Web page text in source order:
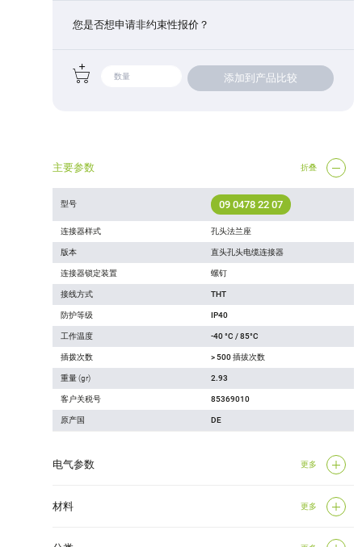
您是否想申请非约束性报价？
添加到产品比较
主要参数 折叠
型号 09 0478 22 07
连接器样式 孔头法兰座
版本 直头孔头电缆连接器
连接器锁定装置 螺钉
接线方式 THT
防护等级 IP40
工作温度 -40 °C / 85°C
插拨次数 > 500 插拔次数
重量 (gr) 2.93
客户关税号 85369010
原产国 DE
电气参数 更多
材料 更多